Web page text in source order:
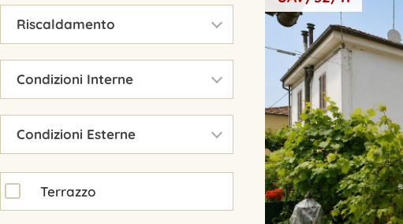
Riscaldamento
▾
Condizioni Interne
▾
Condizioni Esterne
▾
Terrazzo